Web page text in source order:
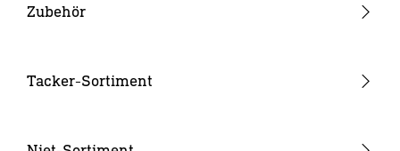
Heißklebepistolen
Zubehör
Düsen
Tacker-Sortiment
Hammertacker